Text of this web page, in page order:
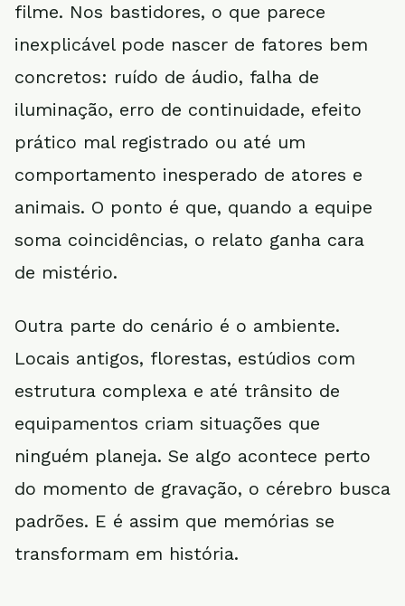
filme. Nos bastidores, o que parece
inexplicável pode nascer de fatores bem
concretos: ruído de áudio, falha de
iluminação, erro de continuidade, efeito
prático mal registrado ou até um
comportamento inesperado de atores e
animais. O ponto é que, quando a equipe
soma coincidências, o relato ganha cara
de mistério.
Outra parte do cenário é o ambiente.
Locais antigos, florestas, estúdios com
estrutura complexa e até trânsito de
equipamentos criam situações que
ninguém planeja. Se algo acontece perto
do momento de gravação, o cérebro busca
padrões. E é assim que memórias se
transformam em história.